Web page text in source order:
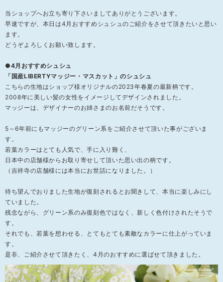
当ショップへお立ち寄り下さいましてありがとうございます。
早速ですが、本日は4月おすすめシュシュのご紹介をさせて頂きたいと思い
ます。
どうぞよろしくお願い致します。
●4月おすすめシュシュ
「国産LIBERTYマッジー・マスカット」のシュシュ
こちらの生地はショップ様オリジナルの2023年春夏の最新柄です。
2008年に美しい髪の女性をイメージしてデザインされました。
マッジーは、デザイナーのお姉さまのお名前だそうです。
5～6年前にもマッジーのグリーン系をご紹介させて頂いた事がございま
す。
若葉カラーはとても人気で、手に入り難く、
日本中の店舗様からお取り寄せして頂いた思い出の柄です。
（吉祥寺の店舗様には本当にお世話になりました。）
待ち望んでおりました生地が復刻されるとお聞きして、本当に楽しみにし
ていました。
残念ながら、グリーン系のみ復刻色ではなく、新しく色付けされたそうで
す。
それでも、若葉を想わせる、とてもとても素敵なカラーに仕上がっていま
す。
是非、ご紹介させて頂きたく、4月のおすすめに選ばせて頂きました。